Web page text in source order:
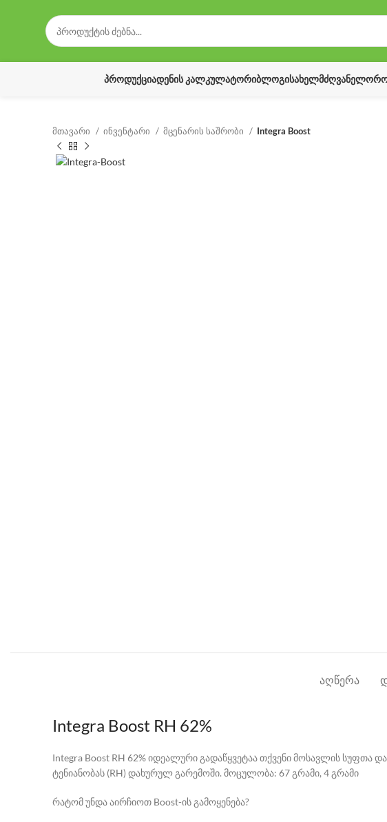
ᲞᲠᲝᲓᲣᲥᲪᲘᲐᲓᲔᲜᲘᲡ ᲙᲐᲚᲙᲣᲚᲐᲢᲝᲠᲘᲑᲚᲝᲒᲘᲡᲐᲮᲔᲚᲛᲫᲦᲕᲐᲜᲔᲚᲝ
მთავარი ინვენტარი მცენარის საშრობი Integra Boost
ᲐᲦᲬᲔᲠᲐ
Integra Boost RH 62%
Integra Boost RH 62% იდეალური გადაწყვეტაა თქვენი მოსავლის
ტენიანობას (RH) დახურულ გარემოში. მოცულობა: 67 გრამი, 4 გრამი
რატომ უნდა აირჩიოთ Boost-ის გამოყენება?